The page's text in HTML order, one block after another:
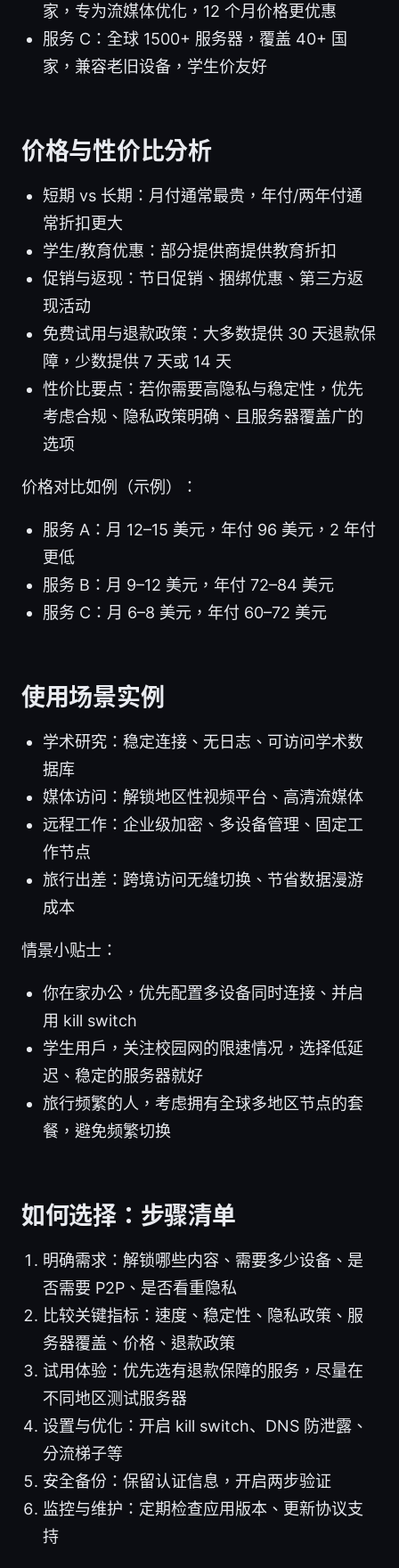
家，专为流媒体优化，12 个月价格更优惠
服务 C：全球 1500+ 服务器，覆盖 40+ 国
家，兼容老旧设备，学生价友好
价格与性价比分析
短期 vs 长期：月付通常最贵，年付/两年付通
常折扣更大
学生/教育优惠：部分提供商提供教育折扣
促销与返现：节日促销、捆绑优惠、第三方返
现活动
免费试用与退款政策：大多数提供 30 天退款保
障，少数提供 7 天或 14 天
性价比要点：若你需要高隐私与稳定性，优先
考虑合规、隐私政策明确、且服务器覆盖广的
选项
价格对比如例（示例）：
服务 A：月 12–15 美元，年付 96 美元，2 年付
更低
服务 B：月 9–12 美元，年付 72–84 美元
服务 C：月 6–8 美元，年付 60–72 美元
使用场景实例
学术研究：稳定连接、无日志、可访问学术数
据库
媒体访问：解锁地区性视频平台、高清流媒体
远程工作：企业级加密、多设备管理、固定工
作节点
旅行出差：跨境访问无缝切换、节省数据漫游
成本
情景小贴士：
你在家办公，优先配置多设备同时连接、并启
用 kill switch
学生用户，关注校园网的限速情况，选择低延
迟、稳定的服务器就好
旅行频繁的人，考虑拥有全球多地区节点的套
餐，避免频繁切换
如何选择：步骤清单
明确需求：解锁哪些内容、需要多少设备、是
否需要 P2P、是否看重隐私
比较关键指标：速度、稳定性、隐私政策、服
务器覆盖、价格、退款政策
试用体验：优先选有退款保障的服务，尽量在
不同地区测试服务器
设置与优化：开启 kill switch、DNS 防泄露、
分流梯子等
安全备份：保留认证信息，开启两步验证
监控与维护：定期检查应用版本、更新协议支
持